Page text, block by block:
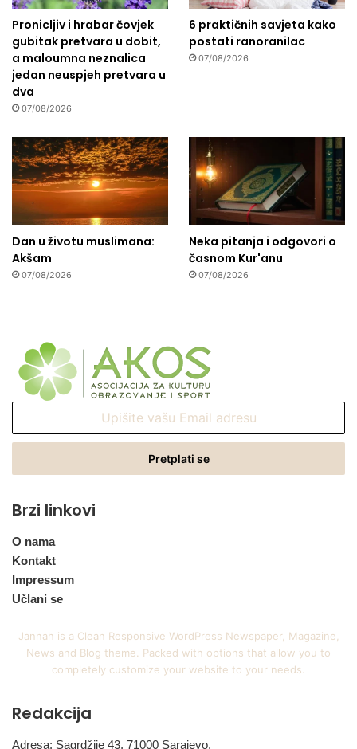
Pronicljiv i hrabar čovjek
gubitak pretvara u dobit,
a maloumna neznalica
jedan neuspjeh pretvara u
dva
07/08/2026
6 praktičnih savjeta kako
postati ranoranilac
07/08/2026
Dan u životu muslimana:
Akšam
07/08/2026
Neka pitanja i odgovori o
časnom Kur'anu
07/08/2026
Email
Brzi linkovi
O nama
Kontakt
Impressum
Učlani se
Jannah is a Clean Responsive WordPress Newspaper, Magazine,
News and Blog theme. Packed with options that allow you to
completely customize your website to your needs.
Redakcija
Adresa: Sagrdžije 43, 71000 Sarajevo,